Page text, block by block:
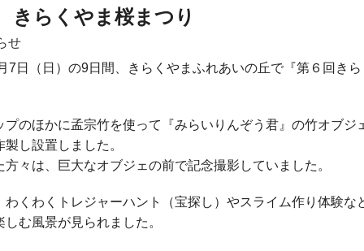
らくやま桜まつり
せ
7日（日）の9日間、きらくやまふれあいの丘で『第６回き
プのほかに孟宗竹を使って『みらいりんぞう君』の竹オブジ
製し設置しました。
々は、巨大なオブジェの前で記念撮影していました。
くわくトレジャーハント（宝探し）やスライム作り体験な
む風景が見られました。